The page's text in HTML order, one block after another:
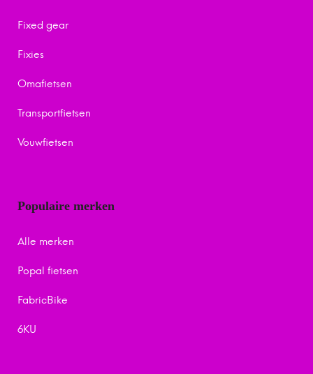
Fixed gear
Fixies
Omafietsen
Transportfietsen
Vouwfietsen
Populaire merken
Alle merken
Popal fietsen
FabricBike
6KU